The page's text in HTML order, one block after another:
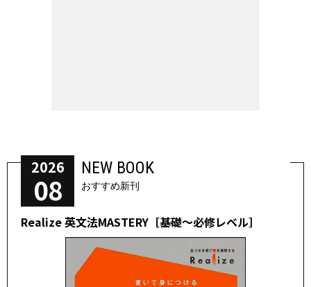
2026
08
NEW BOOK
おすすめ新刊
Realize 英文法MASTERY［基礎～必修レベル］